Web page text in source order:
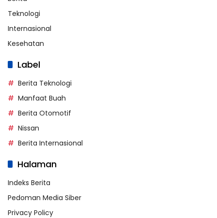
Teknologi
Internasional
Kesehatan
Label
Berita Teknologi
Manfaat Buah
Berita Otomotif
Nissan
Berita Internasional
Halaman
Indeks Berita
Pedoman Media Siber
Privacy Policy